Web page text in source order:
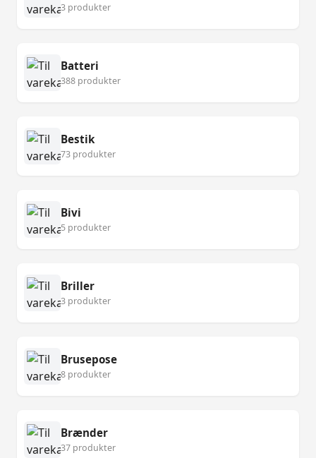
3 produkter
Batteri
388 produkter
Bestik
73 produkter
Bivi
5 produkter
Briller
3 produkter
Brusepose
8 produkter
Brænder
37 produkter